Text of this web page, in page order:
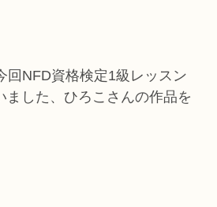
回NFD資格検定1級レッスン
ました、ひろこさんの作品を